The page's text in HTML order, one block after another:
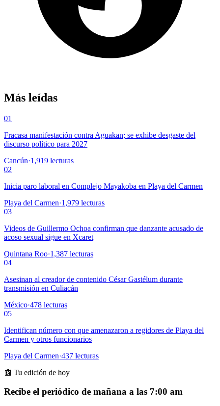
Más leídas
01
Fracasa manifestación contra Aguakan; se exhibe desgaste del
discurso político para 2027
Cancún·1,919 lecturas
02
Inicia paro laboral en Complejo Mayakoba en Playa del Carmen
Playa del Carmen·1,979 lecturas
03
Videos de Guillermo Ochoa confirman que danzante acusado de
acoso sexual sigue en Xcaret
Quintana Roo·1,387 lecturas
04
Asesinan al creador de contenido César Gastélum durante
transmisión en Culiacán
México·478 lecturas
05
Identifican número con que amenazaron a regidores de Playa del
Carmen y otros funcionarios
Playa del Carmen·437 lecturas
📰 Tu edición de hoy
Recibe el periódico de mañana a las 7:00 am